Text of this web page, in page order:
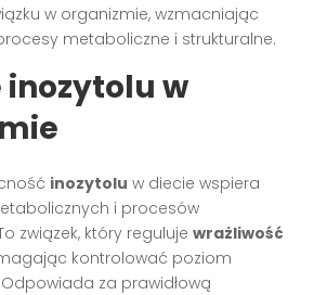
w organizmie, wzmacniając
metaboliczne i strukturalne.
inozytolu w
inozytolu w diecie wspiera
i procesów
związek, który regulujewrażliwość
kontrolować poziom
za prawidłową